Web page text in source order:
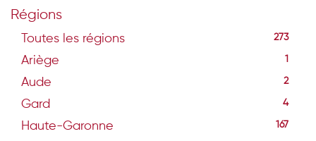
Régions
Toutes les régions 273
Ariège 1
Aude 2
Gard 4
Haute-Garonne 167